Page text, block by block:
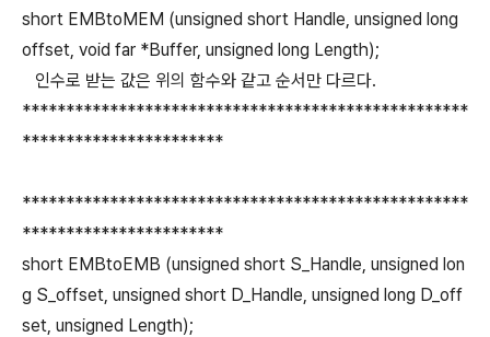
short EMBtoMEM (unsigned short Handle, unsigned long
offset, void far *Buffer, unsigned long Length);
인수로 받는 값은 위의 함수와 같고 순서만 다르다.
***************************************************
***********************
***************************************************
***********************
short EMBtoEMB (unsigned short S_Handle, unsigned lon
g S_offset, unsigned short D_Handle, unsigned long D_off
set, unsigned Length);